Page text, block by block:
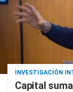
INVESTIGACIÓN
Capital